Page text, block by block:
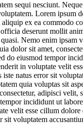
sequi nesciunt.
Lorem ipsum
ex ea commodo
deserunt mollit
Nemo enim ipsam
dolor sit amet,
do eiusmod tempor
in voluptate velit
natus error sit
quia voluptas sit
adipisci velit,
incididunt ut
velit esse cillum
voluptatem